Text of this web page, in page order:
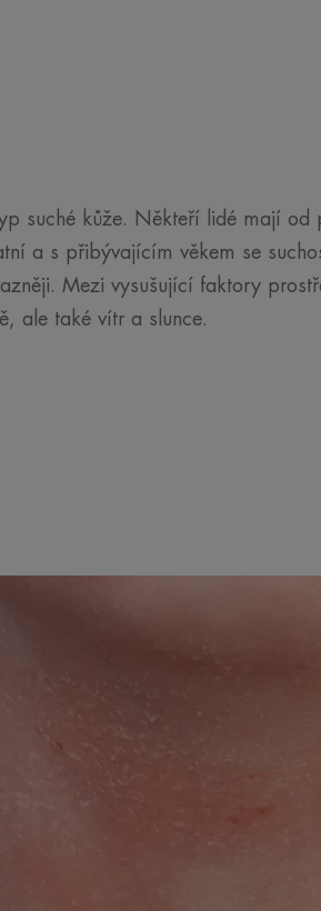
suché kůže. Někteří lidé mají od
a s přibývajícím věkem se
Mezi vysušující faktory
ale také vítr a slunce.